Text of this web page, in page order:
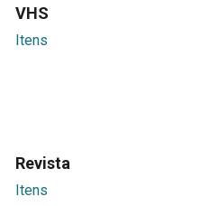
VHS
Itens
Revista
Itens